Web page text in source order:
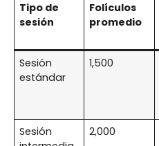
Tipo de
sesión
Folículos
promedio
Sesión
estándar
1,500
Sesión
2,000